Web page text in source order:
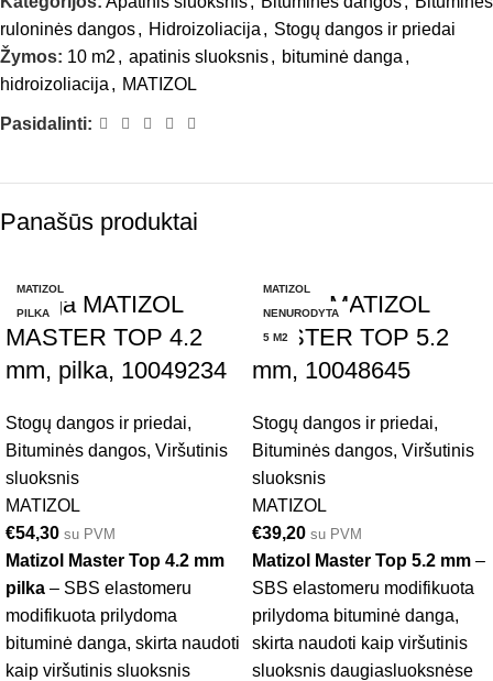
ruloninės dangos, Hidroizoliacija , Stogų dangos ir priedai
Žymos: 10 m2 , apatinis sluoksnis, bituminė danga ,
hidroizoliacija , MATIZOL
Pasidalinti:
Panašūs produktai
MATIZOL
PILKA
Danga MATIZOL
MASTER TOP 4.2
mm, pilka, 10049234
Stogų dangos ir priedai,
Bituminės dangos, Viršutinis
sluoksnis
MATIZOL
€54,30 su PVM
Matizol Master Top 4.2 mm
pilka – SBS elastomeru
modifikuota prilydoma
bituminė danga, skirta naudoti
kaip viršutinis sluoksnis
MATIZOL
NENURODYTA
5 M2
Danga MATIZOL
MASTER TOP 5.2
mm, 10048645
Stogų dangos ir priedai,
Bituminės dangos, Viršutinis
sluoksnis
MATIZOL
€39,20 su PVM
Matizol Master Top 5.2 mm –
SBS elastomeru modifikuota
prilydoma bituminė danga,
skirta naudoti kaip viršutinis
sluoksnis daugiasluoksnėse